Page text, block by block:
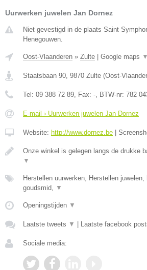
Uurwerken juwelen Jan Dornez
Niet gevestigd in de plaats Saint
Henegouwen.
Oost-Vlaanderen » Zulte Google maps ▼
Staatsbaan 90, 9870 Zulte (Oost-
Tel: 09 388 72 89, Fax: -, BTW-nr: 782
E-mail › Uurwerken juwelen Jan Dornez
Website: http://www.dornez.be
Onze winkel is gelegen langs de drukke
▼
Herstellen uurwerken, Herstellen
goudsmid, ▼
Openingstijden ▼
Laatste tweets ▼ Laatste facebook
Sociale media: